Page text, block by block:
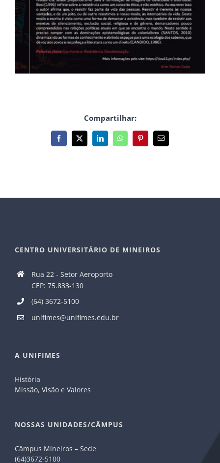
Compartilhar:
Facebook
X LinkedInWhatsAppPinterest
E-
mail
CENTRO UNIVERSITÁRIO DE MINEIROS
Rua 22 - Setor Aeroporto
CEP: 75.833-130
(64) 3672-5100
unifimes@unifimes.edu.br
A UNIFIMES
História
Missão, Visão e Valores
NOSSAS UNIDADES/CÂMPUS
Câmpus Mineiros – Sede
(64)3672-5100